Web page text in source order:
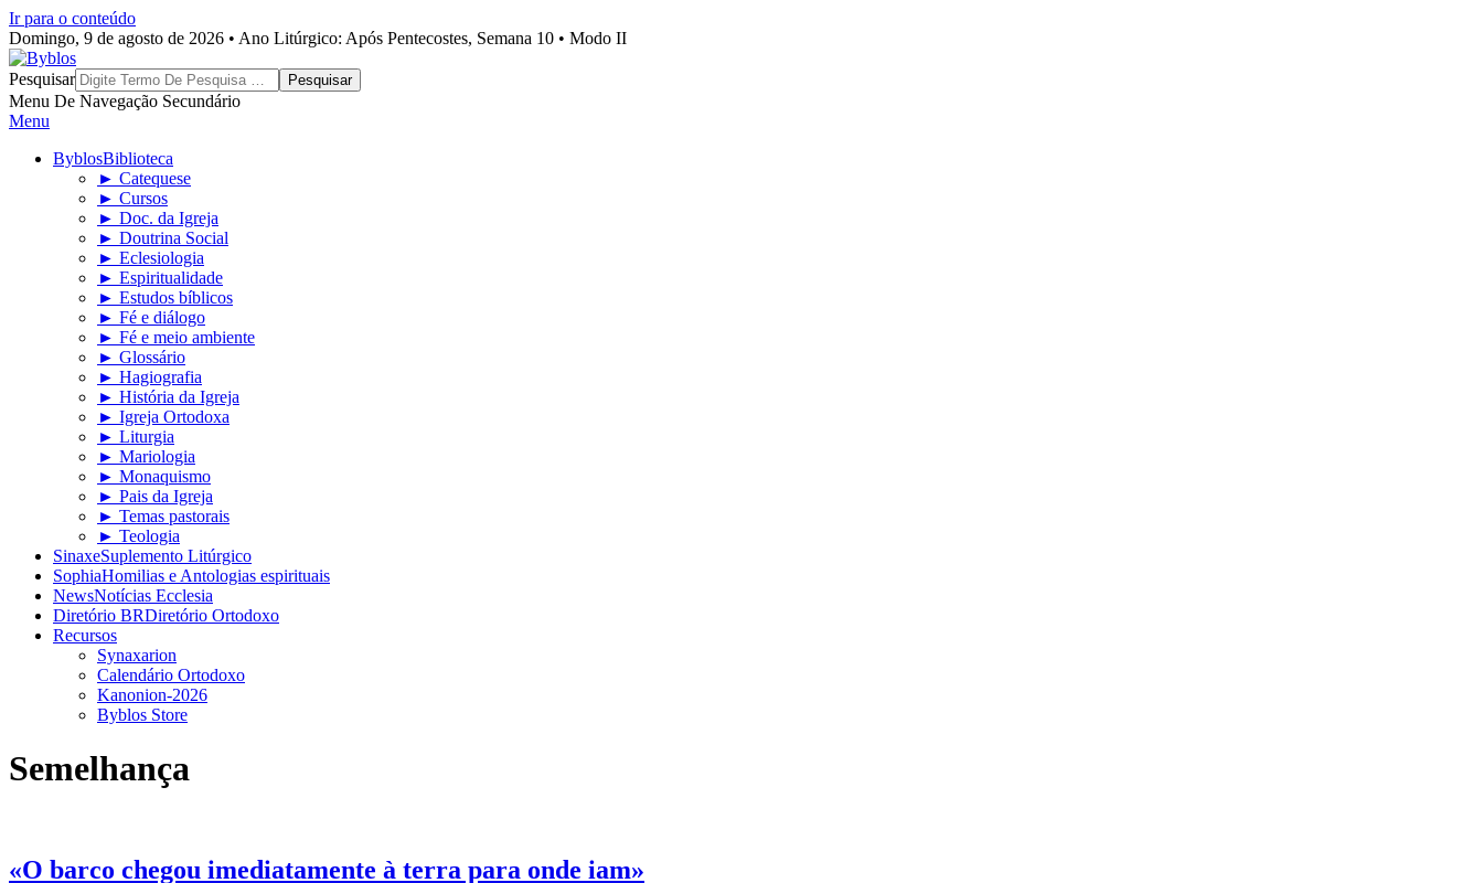
Ir para o conteúdo
Domingo, 9 de agosto de 2026 • Ano Litúrgico: Após Pentecostes, Semana 10 • Modo II
Byblos
Pesquisar
Menu De Navegação Secundário
Menu
ByblosBiblioteca
► Catequese
► Cursos
► Doc. da Igreja
► Doutrina Social
► Eclesiologia
► Espiritualidade
► Estudos bíblicos
► Fé e diálogo
► Fé e meio ambiente
► Glossário
► Hagiografia
► História da Igreja
► Igreja Ortodoxa
► Liturgia
► Mariologia
► Monaquismo
► Pais da Igreja
► Temas pastorais
► Teologia
SinaxeSuplemento Litúrgico
SophiaHomilias e Antologias espirituais
NewsNotícias Ecclesia
Diretório BRDiretório Ortodoxo
Recursos
Synaxarion
Calendário Ortodoxo
Kanonion-2026
Byblos Store
Semelhança
«O barco chegou imediatamente à terra para onde iam»